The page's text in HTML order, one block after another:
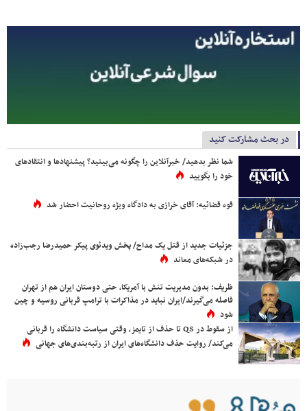
در بحث مشارکت کنید
شما نظر بدهید/ خبرآنلاین را چگونه می‌بینید؟ پیشنهادها و انتقادهای
خود را بگویید
قوه قضائیه: آقای خرازی به دادگاه ویژه روحانیت احضار شد
جزئیات جدید از قتل یک مداح/ پخش ویدئوی پیکر حمیدرضا رجب‌زاده
در شبکه‌های معاند
ظریف: بدون مدیریت تنش با آمریکا، حتی دوستان ایران هم از تهران
فاصله می‌گیرند/ایران نباید در مذاکرات با ترامپ قربانی روسیه و چین
شود
از سقوط در QS تا حذف از تایمز، وقتی سیاست دانشگاه را قربانی
می‌کند/ روایت حذف دانشگاه‌های ایران از رتبه‌بندی‌های جهانی